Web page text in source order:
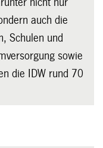
nicht nur
auch die
Schulen und
sowie
die IDW rund 70